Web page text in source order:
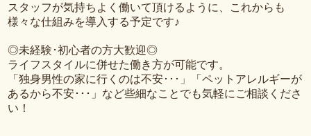
スタッフが気持ちよく働いて頂けるように、これからも
様々な仕組みを導入する予定です♪
◎未経験･初心者の方大歓迎◎
ライフスタイルに併せた働き方が可能です。
「独身男性の家に行くのは不安･･･」「ペットアレルギーが
あるから不安･･･」など些細なことでも気軽にご相談くださ
い！